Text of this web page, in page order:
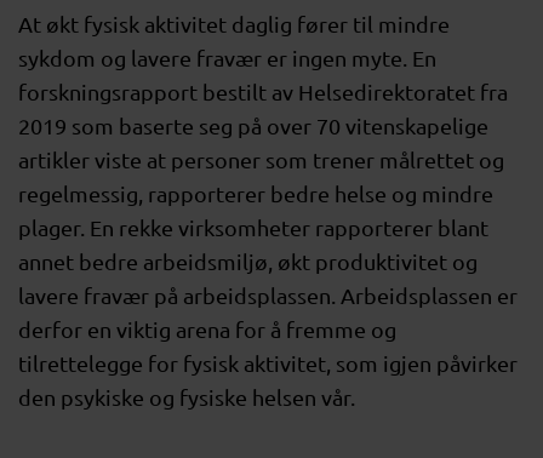
At økt fysisk aktivitet daglig fører til mindre
sykdom og lavere fravær er ingen myte. En
forskningsrapport bestilt av Helsedirektoratet fra
2019 som baserte seg på over 70 vitenskapelige
artikler viste at personer som trener målrettet og
regelmessig, rapporterer bedre helse og mindre
plager. En rekke virksomheter rapporterer blant
annet bedre arbeidsmiljø, økt produktivitet og
lavere fravær på arbeidsplassen. Arbeidsplassen er
derfor en viktig arena for å fremme og
tilrettelegge for fysisk aktivitet, som igjen påvirker
den psykiske og fysiske helsen vår.